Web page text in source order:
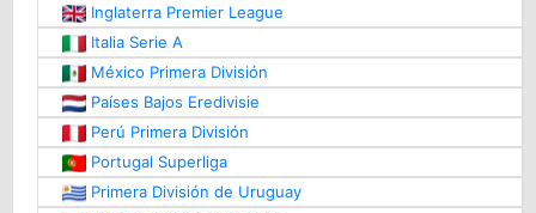
Inglaterra Premier League
Italia Serie A
México Primera División
Países Bajos Eredivisie
Perú Primera División
Portugal Superliga
Primera División de Uruguay